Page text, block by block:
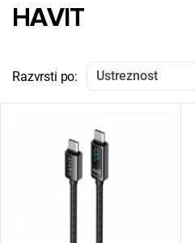
HAVIT
Razvrsti po: Ustreznost